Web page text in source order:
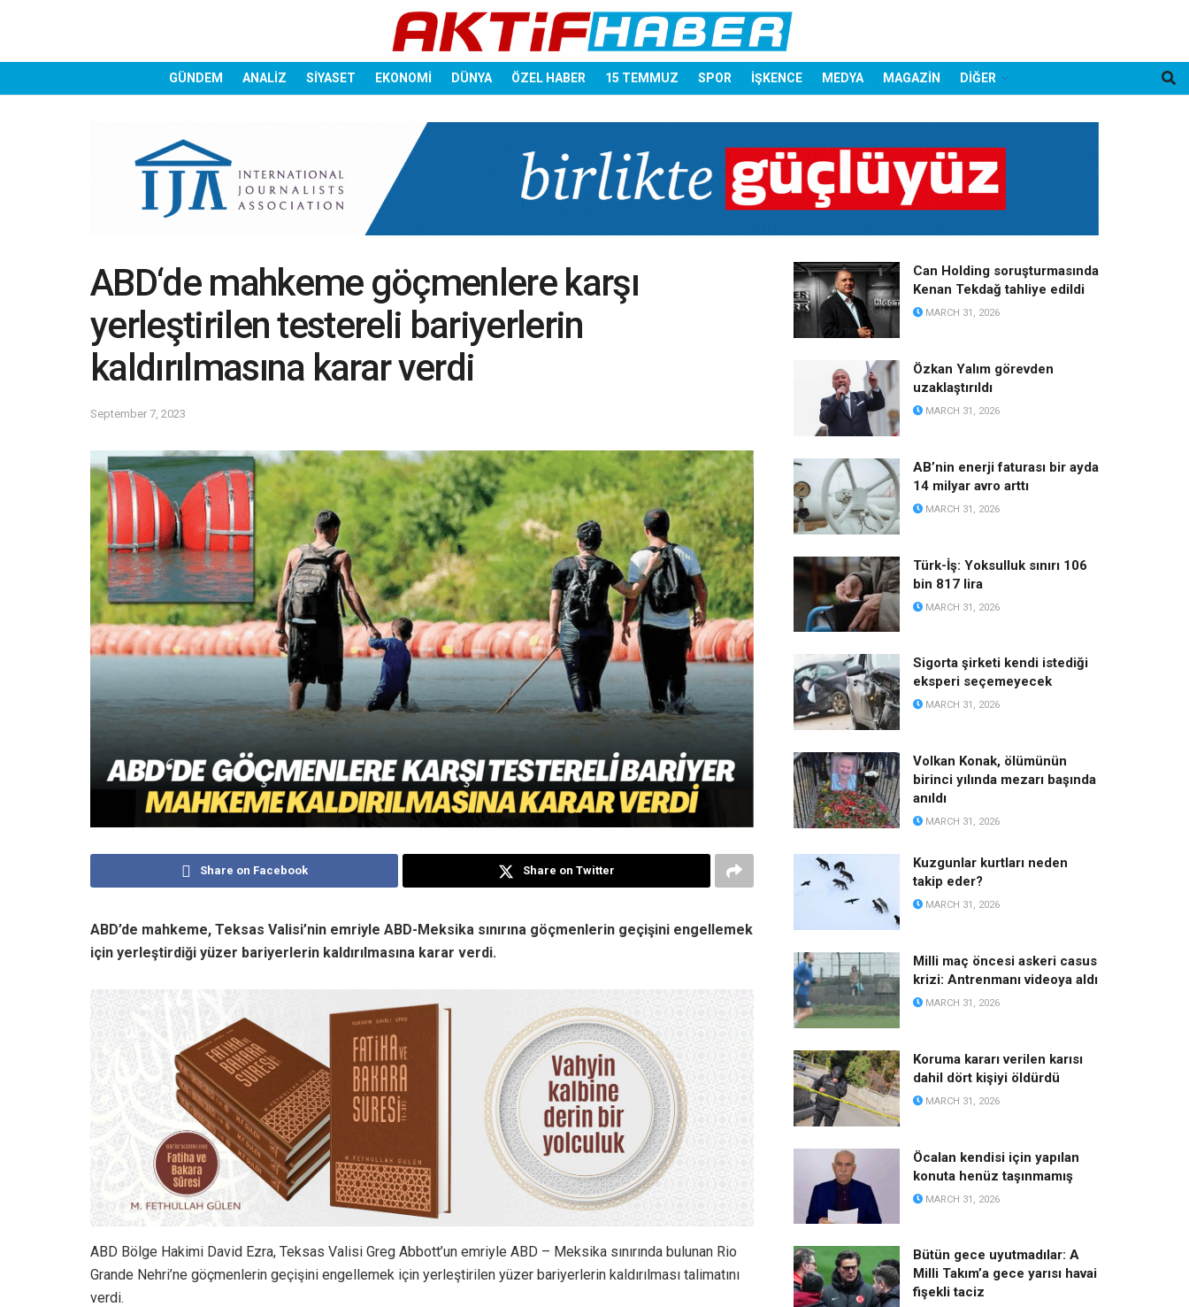
GÜNDEM ANALİZ SİYASET EKONOMİ DÜNYA ÖZEL HABER 15 TEMMUZ SPOR İŞKENCE MEDYA MAGAZİN DİĞER
ABD‘de mahkeme göçmenlere karşı
yerleştirilen testereli bariyerlerin
kaldırılmasına karar verdi
September 7, 2023
Share on Facebook Share on Twitter
ABD’de mahkeme, Teksas Valisi’nin emriyle ABD-Meksika sınırına göçmenlerin geçişini engellemek
için yerleştirdiği yüzer bariyerlerin kaldırılmasına karar verdi.
ABD Bölge Hakimi David Ezra, Teksas Valisi Greg Abbott’un emriyle ABD – Meksika sınırında bulunan Rio
Grande Nehri’ne göçmenlerin geçişini engellemek için yerleştirilen yüzer bariyerlerin kaldırılması talimatını
verdi.
Can Holding soruşturmasında
Kenan Tekdağ tahliye edildi
MARCH 31, 2026
Özkan Yalım görevden
uzaklaştırıldı
MARCH 31, 2026
AB’nin enerji faturası bir ayda
14 milyar avro arttı
MARCH 31, 2026
Türk-İş: Yoksulluk sınırı 106
bin 817 lira
MARCH 31, 2026
Sigorta şirketi kendi istediği
eksperi seçemeyecek
MARCH 31, 2026
Volkan Konak, ölümünün
birinci yılında mezarı başında
anıldı
MARCH 31, 2026
Kuzgunlar kurtları neden
takip eder?
MARCH 31, 2026
Milli maç öncesi askeri casus
krizi: Antrenmanı videoya aldı
MARCH 31, 2026
Koruma kararı verilen karısı
dahil dört kişiyi öldürdü
MARCH 31, 2026
Öcalan kendisi için yapılan
konuta henüz taşınmamış
MARCH 31, 2026
Bütün gece uyutmadılar: A
Milli Takım’a gece yarısı havai
fişekli taciz